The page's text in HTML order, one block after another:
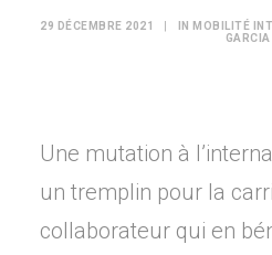
29 DÉCEMBRE 2021 IN MOBILITÉ
GARCIA
Une mutation à
un tremplin pour la
collaborateur qui en